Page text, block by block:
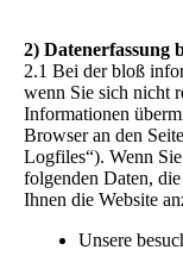
2) Datenerfassung
2.1 Bei der bloß
wenn Sie sich nicht
Informationen
Browser an den
Logfiles“). Wenn
folgenden Daten,
Ihnen die Website
Unsere